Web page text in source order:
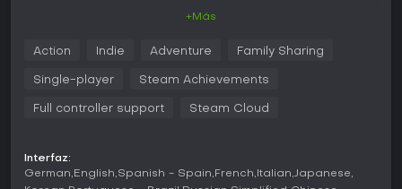
face puzzles and challenges that demand
skill, strategy,
and precision
+Más
Action Indie Adventure Family Sharing
Single-player Steam Achievements
Full controller support Steam Cloud
Interfaz:
German English Spanish - Spain French Italian Japanese